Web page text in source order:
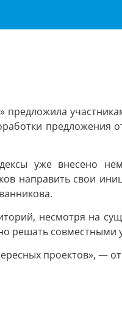
предложила
предложения
уже внесено
направить свои
несмотря на
решать совместными
проектов», —